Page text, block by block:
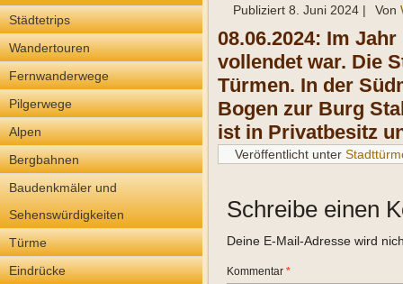
Städtetrips
Wandertouren
Fernwanderwege
Pilgerwege
Alpen
Bergbahnen
Baudenkmäler und
Sehenswürdigkeiten
Türme
Eindrücke
Publiziert 8. Juni 2024 | Von
08.06.2024: Im
vollendet war. Die
Türmen. In der
Bogen zur Burg
ist in Privatbesitz
Veröffentlicht unter
Schreibe einen
Deine E-Mail-Adresse wird
Kommentar *